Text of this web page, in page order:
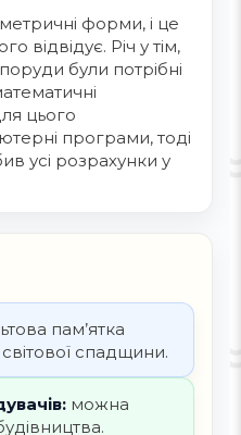
форми, і це
відвідує. Річ у тім,
були потрібні
цього
програми, тоді
усі розрахунки у
пам’ятка
спадщини.
можна